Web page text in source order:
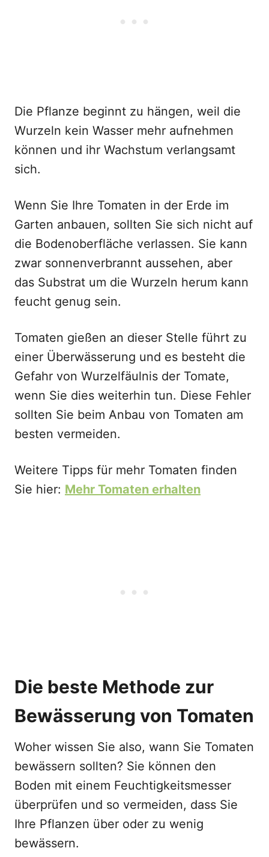
Die Pflanze beginnt zu hängen, weil die
Wurzeln kein Wasser mehr aufnehmen
können und ihr Wachstum verlangsamt
sich.
Wenn Sie Ihre Tomaten in der Erde im
Garten anbauen, sollten Sie sich nicht auf
die Bodenoberfläche verlassen. Sie kann
zwar sonnenverbrannt aussehen, aber
das Substrat um die Wurzeln herum kann
feucht genug sein.
Tomaten gießen an dieser Stelle führt zu
einer Überwässerung und es besteht die
Gefahr von Wurzelfäulnis der Tomate,
wenn Sie dies weiterhin tun. Diese Fehler
sollten Sie beim Anbau von Tomaten am
besten vermeiden.
Weitere Tipps für mehr Tomaten finden
Sie hier: Mehr Tomaten erhalten
Die beste Methode zur
Bewässerung von Tomaten
Woher wissen Sie also, wann Sie Tomaten
bewässern sollten? Sie können den
Boden mit einem Feuchtigkeitsmesser
überprüfen und so vermeiden, dass Sie
Ihre Pflanzen über oder zu wenig
bewässern.